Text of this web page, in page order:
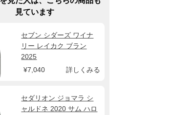
見ています
セブン シダーズ ワイナ
リー レイカク ブラン
2025
¥7,040
詳しくみる
セダリオン ジョマラ シ
ャルドネ 2020 サム ハロ